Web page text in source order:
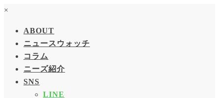
×
ABOUT
ニュースウォッチ
コラム
ニーズ紹介
SNS
LINE